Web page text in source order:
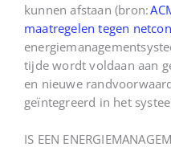
kunnen afstaan (bron:
maatregelen tegen
tijde wordt voldaan aan
en nieuwe
geïntegreerd in het
IS EEN